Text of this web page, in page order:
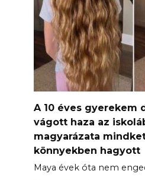
A 10 éves gyerekem
vágott haza az
magyarázata
könnyekben hagyott
Maya évek óta nem